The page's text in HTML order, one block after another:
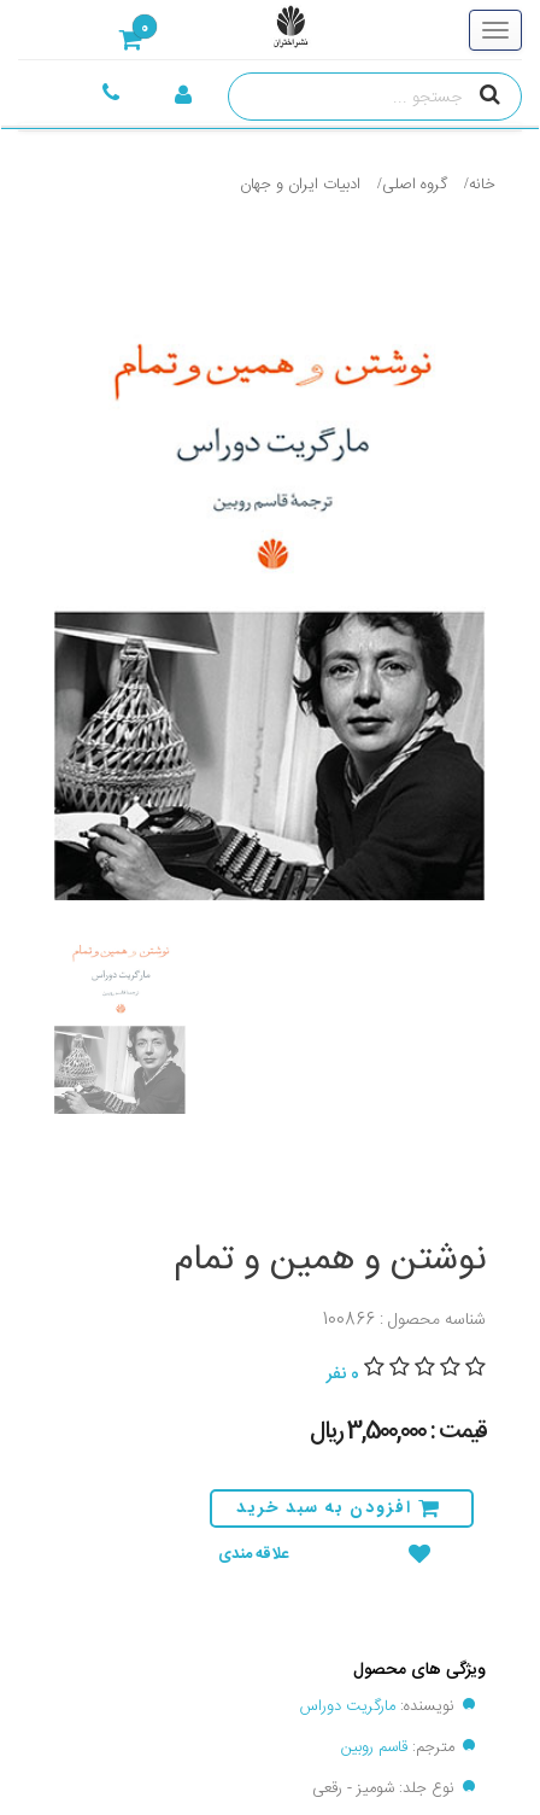
0
خانه گروه اصلی ادبيات ايران و جهان
نوشتن و همین و تمام
شناسه محصول : 100866
0 نفر
قیمت : 3,500,000 ريال
افزودن به سبد خرید
علاقه مندی
ویژگی های محصول
نویسنده: مارگریت دوراس
مترجم: قاسم روبین
نوع جلد: شومیز - رقعی